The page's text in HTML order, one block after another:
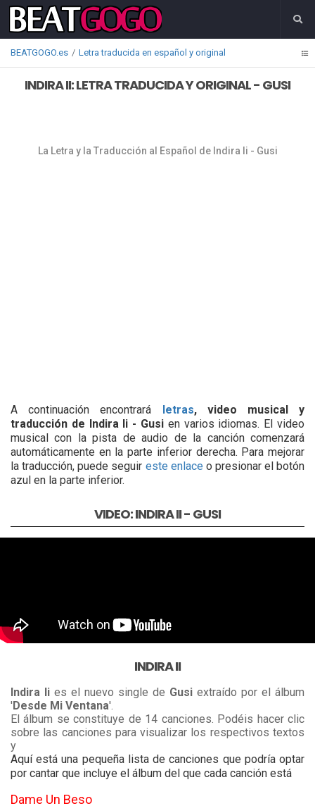
BEATGOGO.es Letra traducida en español y original
INDIRA II: LETRA TRADUCIDA Y ORIGINAL - GUSI
La Letra y la Traducción al Español de Indira Ii - Gusi
A continuación encontrará letras, video musical y
traducción de Indira Ii - Gusi en varios idiomas. El video
musical con la pista de audio de la canción comenzará
automáticamente en la parte inferior derecha. Para mejorar
la traducción, puede seguir este enlace o presionar el botón
azul en la parte inferior.
VIDEO: INDIRA II - GUSI
INDIRA II
Indira Ii es el nuevo single de Gusi extraído por el álbum
'Desde Mi Ventana'.
El álbum se constituye de 14 canciones. Podéis hacer clic
sobre las canciones para visualizar los respectivos textos
y
Aquí está una pequeña lista de canciones que podría optar
por cantar que incluye el álbum del que cada canción está
Dame Un Beso